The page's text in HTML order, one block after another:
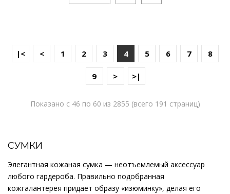
|< < 1 2 3 4 5 6 7 8
9 > >|
Показано с 46 по 60 из 2855 (всего 191 страниц)
СУМКИ
Элегантная кожаная сумка — неотъемлемый аксессуар
любого гардероба. Правильно подобранная
кожгалантерея придает образу «изюминку», делая его